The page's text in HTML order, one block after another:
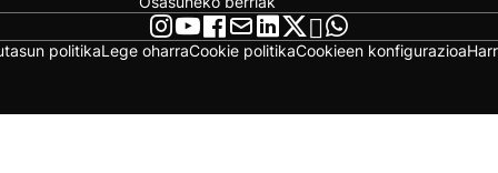
politikaLege oharraCookie politikaCookieen konfigurazioa